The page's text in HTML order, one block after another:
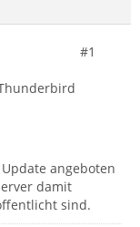
#1
angeboten
damit
sind.